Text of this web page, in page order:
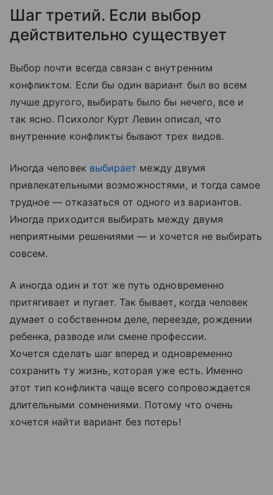
Шаг третий. Если выбор
действительно существует
Выбор почти всегда связан с внутренним
конфликтом. Если бы один вариант был во всем
лучше другого, выбирать было бы нечего, все и
так ясно. Психолог Курт Левин описал, что
внутренние конфликты бывают трех видов.
Иногда человек выбирает между двумя
привлекательными возможностями, и тогда самое
трудное — отказаться от одного из вариантов.
Иногда приходится выбирать между двумя
неприятными решениями — и хочется не выбирать
совсем.
А иногда один и тот же путь одновременно
притягивает и пугает. Так бывает, когда человек
думает о собственном деле, переезде, рождении
ребенка, разводе или смене профессии.
Хочется сделать шаг вперед и одновременно
сохранить ту жизнь, которая уже есть. Именно
этот тип конфликта чаще всего сопровождается
длительными сомнениями. Потому что очень
хочется найти вариант без потерь!